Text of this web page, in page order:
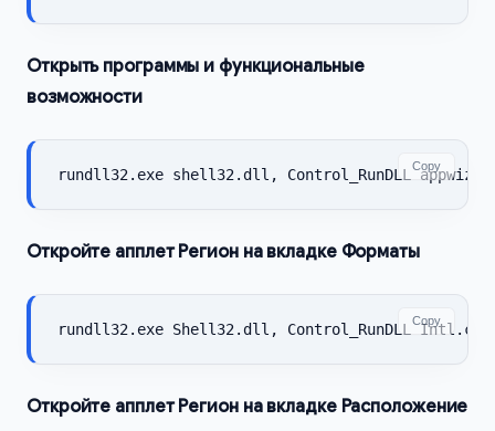
Открыть программы и функциональные
возможности
rundll32.exe shell32.dll, Control_RunDLLCopy
Откройте апплет Регион на вкладке Форматы
rundll32.exe Shell32.dll, Control_RunDLL
Copy
Откройте апплет Регион на вкладке Расположение